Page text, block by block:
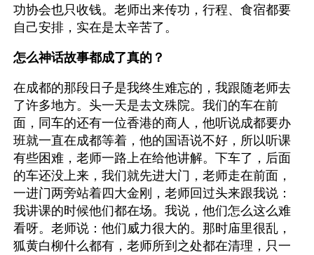
功协会也只收钱。老师出来传功，行程、食宿都要
自己安排，实在是太辛苦了。
怎么神话故事都成了真的？
在成都的那段日子是我终生难忘的，我跟随老师去
了许多地方。头一天是去文殊院。我们的车在前
面，同车的还有一位香港的商人，他听说成都要办
班就一直在成都等着，他的国语说不好，所以听课
有些困难，老师一路上在给他讲解。下车了，后面
的车还没上来，我们就先进大门，老师走在前面，
一进门两旁站着四大金刚，老师回过头来跟我说：
我讲课的时候他们都在场。我说，他们怎么这么难
看呀。老师说：他们威力很大的。那时庙里很乱，
狐黄白柳什么都有，老师所到之处都在清理，只一